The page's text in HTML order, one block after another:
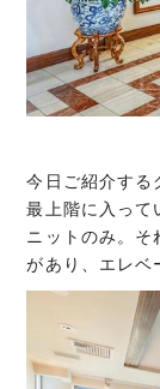
今日ご紹介する
最上階に入って
ニットのみ。そ
があり、エレベ